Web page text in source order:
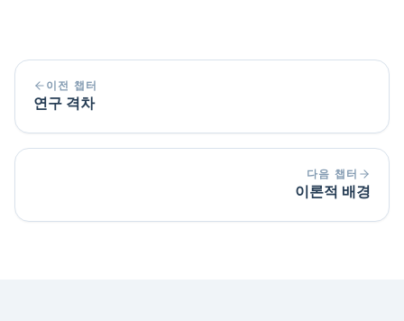
이전 챕터
연구 격차
다음 챕터
이론적 배경